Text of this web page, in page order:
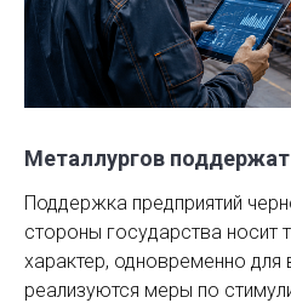
Металлургов
Поддержка предприятий
стороны государства носит
характер, одновременно для
реализуются меры по